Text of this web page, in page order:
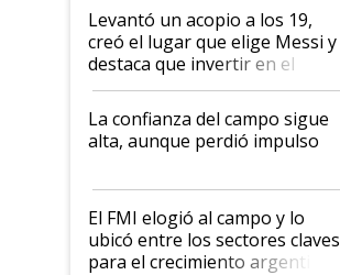
Levantó un acopio a los 19,
creó el lugar que elige Messi y
destaca que invertir en el
kirchnerismo era como "darle
plata a un hijo para droga":
Juan Félix Rossetti, el libertario
que de una dura crisis salió
de Milei
La confianza del campo sigue
alta, aunque perdió impulso
El FMI elogió al campo y lo
ubicó entre los sectores claves
para el crecimiento argentino